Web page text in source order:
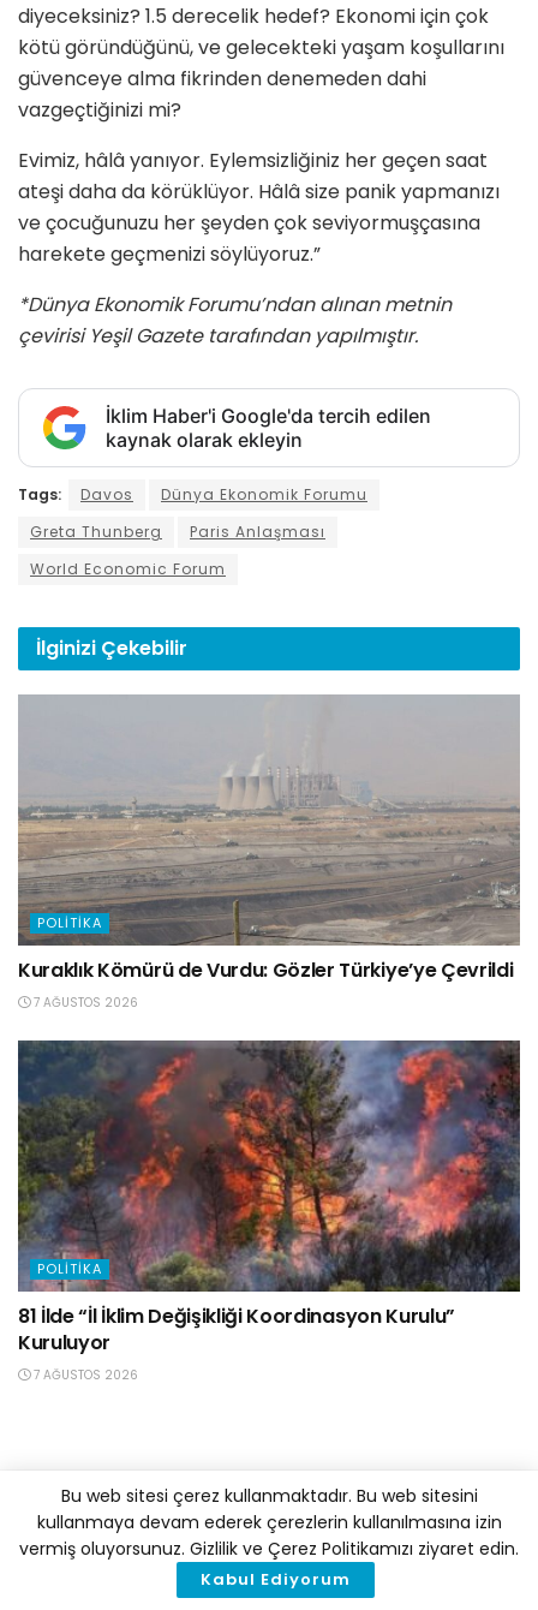
diyeceksiniz? 1.5 derecelik hedef? Ekonomi için çok
kötü göründüğünü, ve gelecekteki yaşam koşullarını
güvenceye alma fikrinden denemeden dahi
vazgeçtiğinizi mi?
Evimiz, hâlâ yanıyor. Eylemsizliğiniz her geçen saat
ateşi daha da körüklüyor. Hâlâ size panik yapmanızı
ve çocuğunuzu her şeyden çok seviyormuşçasına
harekete geçmenizi söylüyoruz.”
*Dünya Ekonomik Forumu’ndan alınan metnin
çevirisi Yeşil Gazete tarafından yapılmıştır.
İklim Haber'i Google'da tercih edilen
kaynak olarak ekleyin
Tags: Davos
Dünya Ekonomik Forumu
Greta Thunberg
Paris Anlaşması
World Economic Forum
İlginizi Çekebilir
POLITIKA
Kuraklık Kömürü de Vurdu: Gözler Türkiye’ye Çevrildi
7 AĞUSTOS 2026
POLITIKA
81 İlde “İl İklim Değişikliği Koordinasyon Kurulu”
Kuruluyor
7 AĞUSTOS 2026
Bu web sitesi çerez kullanmaktadır. Bu web sitesini
kullanmaya devam ederek çerezlerin kullanılmasına izin
vermiş oluyorsunuz. Gizlilik ve Çerez Politikamızı ziyaret edin.
Kabul Ediyorum